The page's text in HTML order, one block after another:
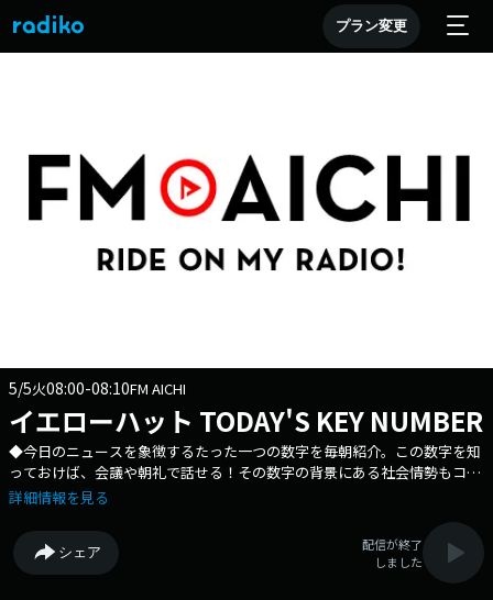
プラン変更
5/5火08:00-08:10FM AICHI
イエローハット TODAY'S KEY NUMBER
◆今日のニュースを象徴するたった一つの数字を毎朝紹介。この数字を知
っておけば、会議や朝礼で話せる！その数字の背景にある社会情勢もコン
パクトに解説します。◆ Xハッシュタグは「#エフエムアイチ」 Xア
詳細情報を見る
シェア
配信が終了
しました